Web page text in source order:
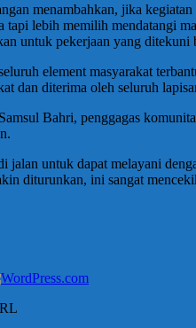
menambahkan, jika
tapi lebih memilih mendatangi
untuk pekerjaan yang ditekuni
element masyarakat
dan diterima oleh seluruh
Bahri, penggagas
jalan untuk dapat melayani
diturunkan, ini sangat